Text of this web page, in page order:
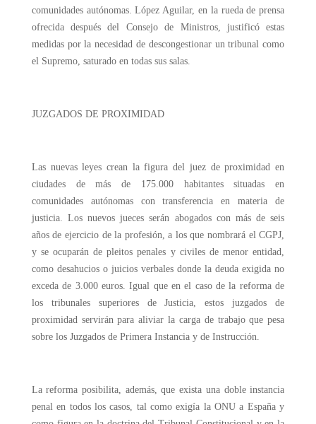
comunidades autónomas. López Aguilar, en la rueda de prensa
ofrecida después del Consejo de Ministros, justificó estas
medidas por la necesidad de descongestionar un tribunal como
el Supremo, saturado en todas sus salas.
JUZGADOS DE PROXIMIDAD
Las nuevas leyes crean la figura del juez de proximidad en
ciudades de más de 175.000 habitantes situadas en
comunidades autónomas con transferencia en materia de
justicia. Los nuevos jueces serán abogados con más de seis
años de ejercicio de la profesión, a los que nombrará el CGPJ,
y se ocuparán de pleitos penales y civiles de menor entidad,
como desahucios o juicios verbales donde la deuda exigida no
exceda de 3.000 euros. Igual que en el caso de la reforma de
los tribunales superiores de Justicia, estos juzgados de
proximidad servirán para aliviar la carga de trabajo que pesa
sobre los Juzgados de Primera Instancia y de Instrucción.
La reforma posibilita, además, que exista una doble instancia
penal en todos los casos, tal como exigía la ONU a España y